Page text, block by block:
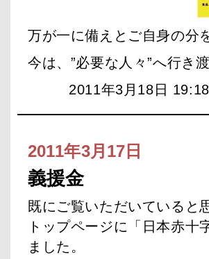
万が一に備えとご自身の分
今は、”必要な人々”へ行き
2011年3月18日
2011年3月17日
義援金
既にご覧いただいていると
トップページに「日本赤十
ました。